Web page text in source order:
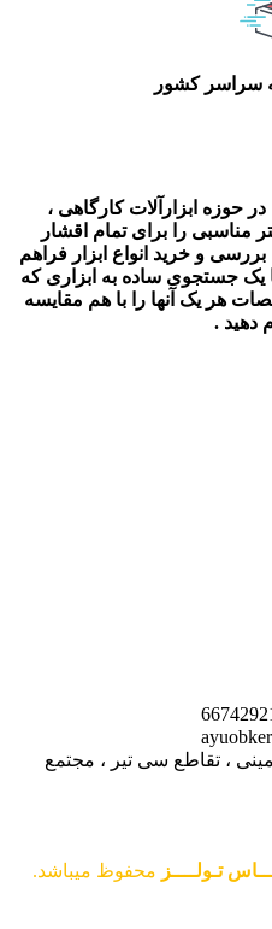
سراسر کشور
حوزه ابزارآلات کارگاهی ،
را برای تمام اقشار
و خرید انواع ابزار فراهم
یک جستجوی ساده به ابزاری که
هر یک آنها را با هم مقایسه
دهید .
، تقاطع سی تیر ، مجتمع
تـولــــز محفوظ میباشد.